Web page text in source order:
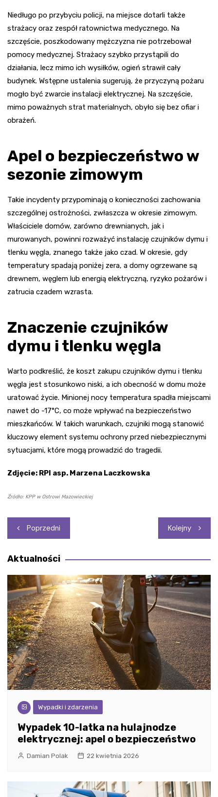
Niedługo po przybyciu policji, na miejsce dotarli także
strażacy oraz zespół ratownictwa medycznego. Na
szczęście, poszkodowany mężczyzna nie potrzebował
pomocy medycznej. Strażacy szybko przystąpili do
działania, lecz mimo ich wysiłków, ogień strawił cały
budynek. Wstępne ustalenia sugerują, że przyczyną pożaru
mogło być zwarcie instalacji elektrycznej. Na szczęście,
mimo poważnych strat materialnych, obyło się bez ofiar i
obrażeń.
Apel o bezpieczeństwo w
sezonie zimowym
Takie incydenty przypominają o konieczności zachowania
szczególnej ostrożności, zwłaszcza w okresie zimowym.
Właściciele domów, zarówno drewnianych, jak i
murowanych, powinni rozważyć instalację czujników dymu i
tlenku węgla, znanego także jako czad. W okresie, gdy
temperatury spadają poniżej zera, a domy ogrzewane są
drewnem, węglem lub energią elektryczną, ryzyko pożarów i
zatrucia czadem wzrasta.
Znaczenie czujników
dymu i tlenku węgla
Warto podkreślić, że koszt zakupu czujników dymu i tlenku
węgla jest stosunkowo niski, a ich obecność w domu może
uratować życie. Minionej nocy temperatura spadła miejscami
nawet do -17°C, co może wpływać na bezpieczeństwo
mieszkańców. W takich warunkach, czujniki mogą stanowić
kluczowy element systemu ochrony przed niebezpiecznymi
sytuacjami, które mogą prowadzić do tragedii.
Zdjęcie: RPI asp. Marzena Laczkowska
Źródło: KPP w Ostrowi Mazowieckiej
Nawigacja
wpisu
Poprzedni Kolejny
Aktualności
Wypadki i zdarzenia
Wypadek 10-latka na hulajnodze
elektrycznej: apel o bezpieczeństwo
Damian Polak 22 kwietnia 2026